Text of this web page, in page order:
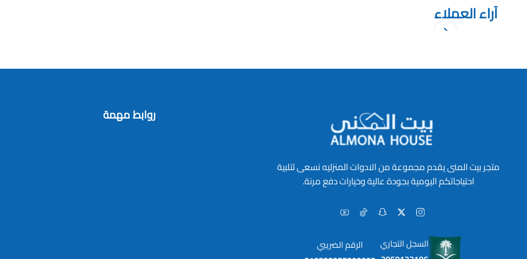
آراء العملاء
متجر بيت المنى يقدم مجموعة من الادوات المنزليه نسعى لتلبية
احتياجاتكم اليومية بجودة عالية وخيارات دفع مرنة.
السجل التجاري
الرقم الضريبي
روابط مهمة